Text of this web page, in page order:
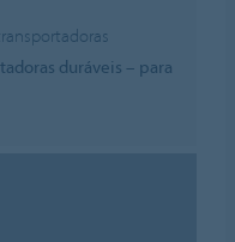
duráveis – para